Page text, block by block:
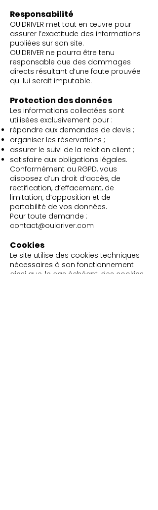
Responsabilité
OUIDRIVER met tout en œuvre pour
assurer l’exactitude des informations
publiées sur son site.
OUIDRIVER ne pourra être tenu
responsable que des dommages
directs résultant d’une faute prouvée
qui lui serait imputable.
Protection des données
Les informations collectées sont
utilisées exclusivement pour :
répondre aux demandes de devis ;
organiser les réservations ;
assurer le suivi de la relation client ;
satisfaire aux obligations légales.
Conformément au RGPD, vous
disposez d’un droit d’accès, de
rectification, d’effacement, de
limitation, d’opposition et de
portabilité de vos données.
Pour toute demande :
contact@ouidriver.com
Cookies
Le site utilise des cookies techniques
nécessaires à son fonctionnement
ainsi que, le cas échéant, des cookies